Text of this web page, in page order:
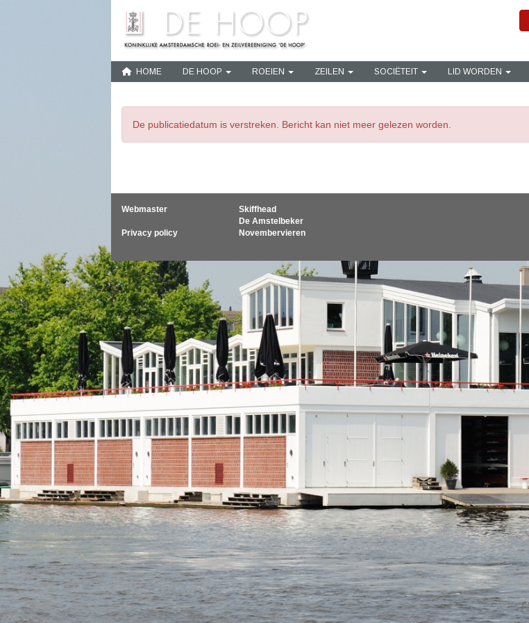
HOME DE HOOP ROEIEN ZEILEN SOCIËTEIT LID WORDEN
De publicatiedatum is verstreken. Bericht kan niet meer gelezen worden.
Webmaster
Privacy policy
Skiffhead
De Amstelbeker
Novembervieren